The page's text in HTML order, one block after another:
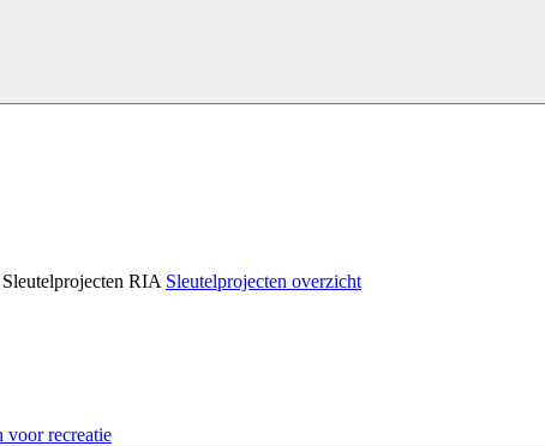
Sleutelprojecten RIA Sleutelprojecten overzicht
voor recreatie